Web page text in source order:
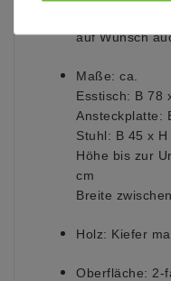
auf Wunsch
Maße: ca.
Esstisch: B 78
Ansteckplatte:
Stuhl: B 45 x
Höhe bis zur
cm
Breite
Holz: Kiefer
Oberfläche: 2-